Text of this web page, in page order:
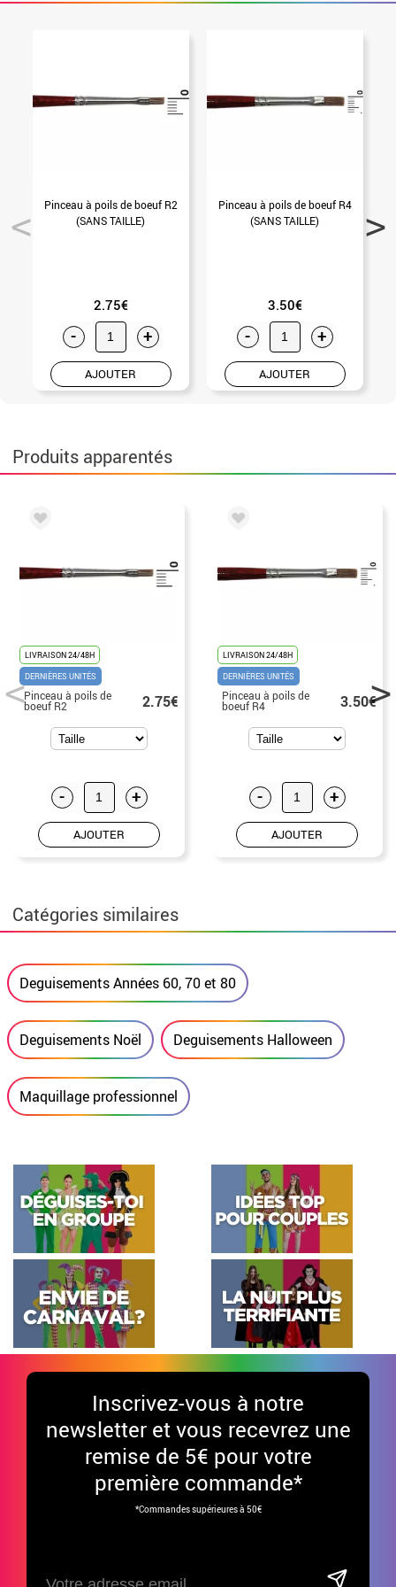
Pinceau à poils de boeuf R2
(SANS TAILLE)
2.75€
- +
AJOUTER
Pinceau à poils de boeuf R4
(SANS TAILLE)
3.50€
- +
AJOUTER
Produits apparentés
LIVRAISON 24/48H
DERNIÈRES UNITÉS
Pinceau à poils de
boeuf R2 2.75€
- +
AJOUTER
LIVRAISON 24/48H
DERNIÈRES UNITÉS
Pinceau à poils de
boeuf R4 3.50€
- +
AJOUTER
Catégories similaires
Deguisements Années 60, 70 et 80
Deguisements Noël Deguisements Halloween
Maquillage professionnel
Inscrivez-vous à notre
newsletter et vous recevrez une
remise de 5€ pour votre
première commande*
*Commandes supérieures à 50€